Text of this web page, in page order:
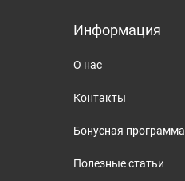
Информация
О нас
Контакты
Бонусная программа
Полезные статьи